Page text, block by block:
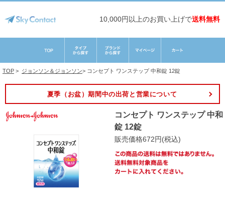
10,000円以上のお買い上げで送料無料
TOP > ジョンソン＆ジョンソン> コンセプト ワンステップ 中和錠 12錠
夏季（お盆）期間中の出荷と営業について
コンセプト ワンステップ 中和
錠 12錠
販売価格672円(税込)